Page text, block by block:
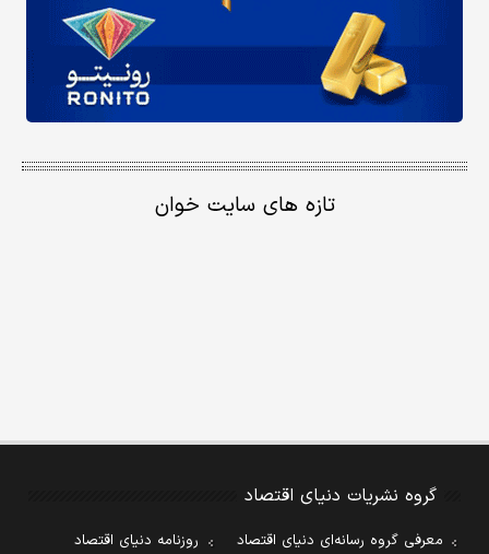
تازه های سایت خوان
گروه نشریات دنیای اقتصاد
معرفی گروه رسانه‌ای دنیای اقتصاد
روزنامه دنیای اقتصاد